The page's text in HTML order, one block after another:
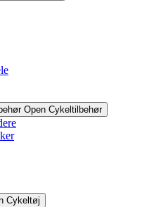
Open Cykeltilbehør
Cykeltøj